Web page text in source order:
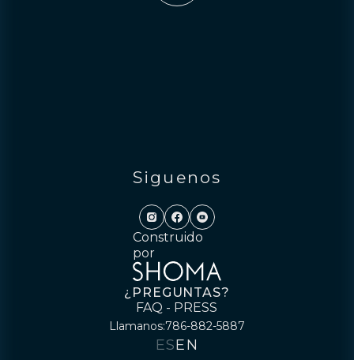
Siguenos
Construido
por
¿PREGUNTAS?
FAQ - PRESS
Llamanos:786-882-5887
ESEN